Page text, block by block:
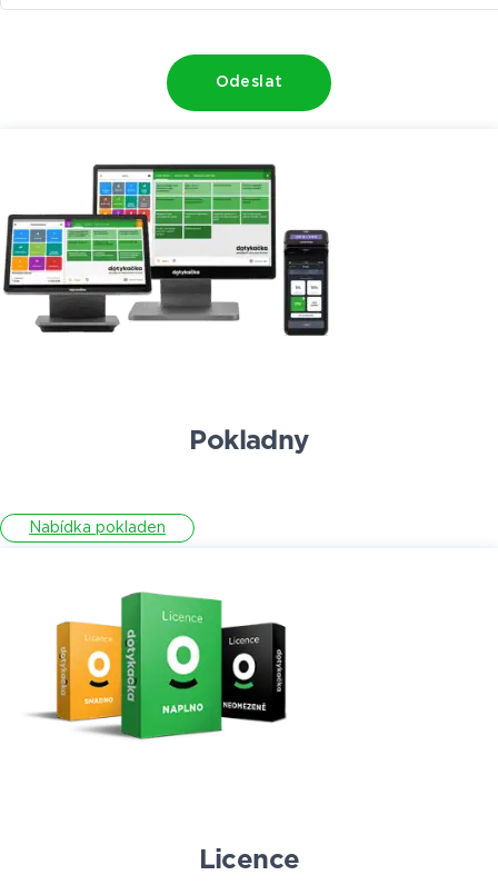
Odeslat
Pokladny
Nabídka pokladen
Licence